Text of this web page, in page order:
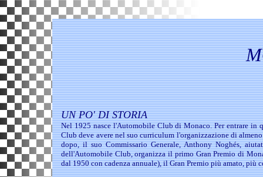
UN PO' DI STORIA
Nel 1925 nasce l'Automobile Club di Monaco. Per entrare
Club deve avere nel suo curriculum l'organizzazione di
dopo, il suo Commissario Generale, Anthony Noghés,
dell'Automobile Club, organizza il primo Gran Premio di
dal 1950 con cadenza annuale), il Gran Premio più amato, più